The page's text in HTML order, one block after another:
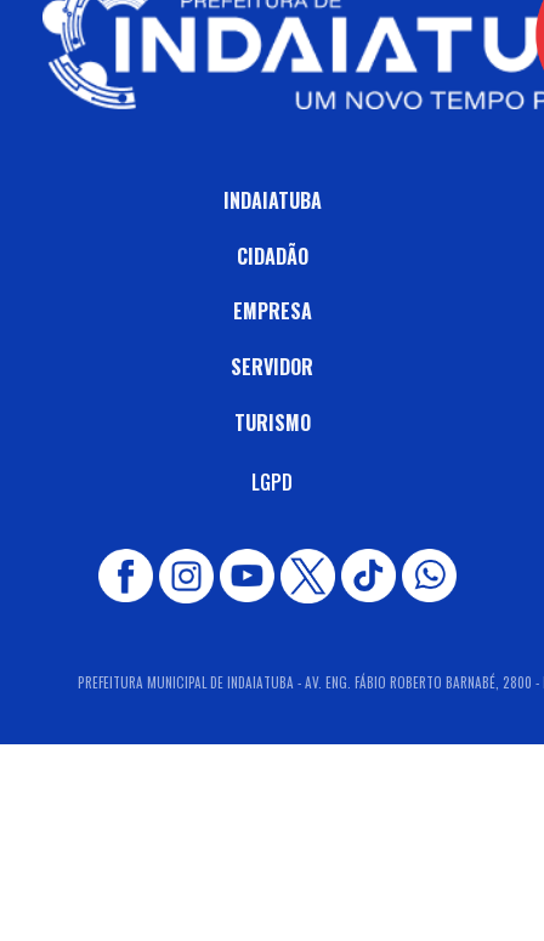
INDAIATUBA
CIDADÃO
EMPRESA
SERVIDOR
TURISMO
LGPD
PREFEITURA MUNICIPAL DE INDAIATUBA - AV. ENG. FÁBIO ROBERTO BARNABÉ,